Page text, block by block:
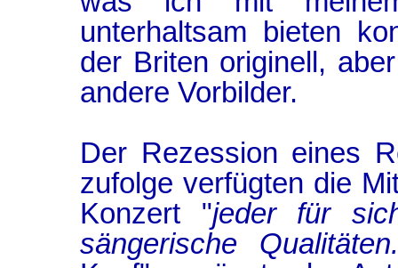
unterhaltsam bieten
der Briten originell,
andere Vorbilder.
Der Rezession eines
zufolge verfügten die
Konzert "jeder für
sängerische